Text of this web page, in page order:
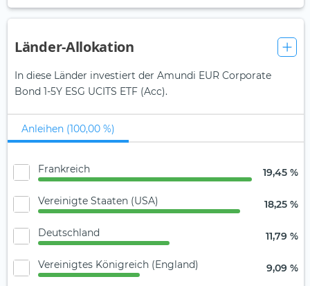
Länder-Allokation
In diese Länder investiert der Amundi EUR Corporate
Bond 1-5Y ESG UCITS ETF (Acc).
Anleihen (100,00 %)
Frankreich 19,45 %
Vereinigte Staaten (USA) 18,25 %
Deutschland 11,79 %
Vereinigtes Königreich (England) 9,09 %